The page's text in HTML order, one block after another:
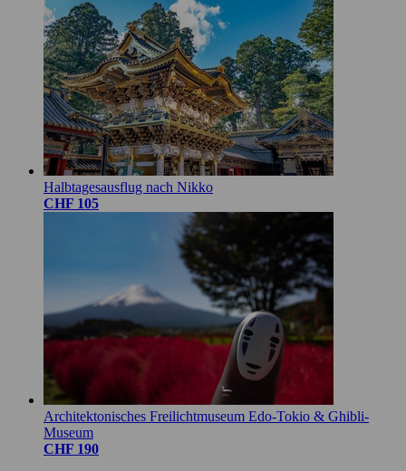
Halbtagesausflug nach Nikko
CHF 105
Architektonisches Freilichtmuseum Edo-Tokio & Ghibli-
Museum
CHF 190